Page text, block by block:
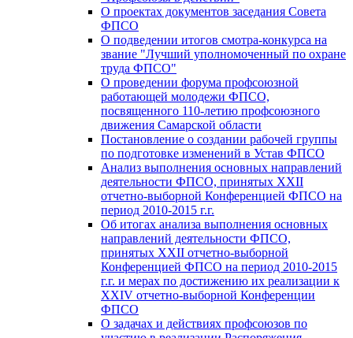
О проектах документов заседания Совета
ФПСО
О подведении итогов смотра-конкурса на
звание "Лучший уполномоченный по охране
труда ФПСО"
О проведении форума профсоюзной
работающей молодежи ФПСО,
посвященного 110-летию профсоюзного
движения Самарской области
Постановление о создании рабочей группы
по подготовке изменений в Устав ФПСО
Анализ выполнения основных направлений
деятельности ФПСО, принятых XXII
отчетно-выборной Конференцией ФПСО на
период 2010-2015 г.г.
Об итогах анализа выполнения основных
направлений деятельности ФПСО,
принятых XXII отчетно-выборной
Конференцией ФПСО на период 2010-2015
г.г. и мерах по достижению их реализации к
XXIV отчетно-выборной Конференции
ФПСО
О задачах и действиях профсоюзов по